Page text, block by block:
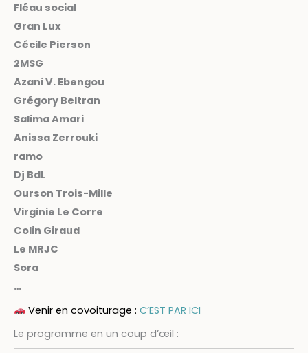
Fléau social
Gran Lux
Cécile Pierson
2MSG
Azani V. Ebengou
Grégory Beltran
Salima Amari
Anissa Zerrouki
ramo
Dj BdL
Ourson Trois-Mille
Virginie Le Corre
Colin Giraud
Le MRJC
Sora
…
Venir en covoiturage : C’EST PAR ICI
Le programme en un coup d’œil :